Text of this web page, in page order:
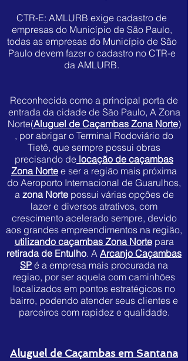
Reconhecida como a principal porta de
entrada da cidade de São Paulo, A Zona
Norte(Aluguel de Caçambas Zona Norte)
, por abrigar o Terminal Rodoviário do
Tietê, que sempre possui obras
precisando de locação de caçambas
Zona Norte e ser a região mais próxima
do Aeroporto Internacional de Guarulhos,
a zona Nortepossui várias opções de
lazer e diversos atrativos, com
crescimento acelerado sempre, devido
aos grandes empreendimentos na região,
utilizando caçambas Zona Nortepara
retirada de Entulho. A Arcanjo Caçambas
SP é a empresa mais procurada na
regiao, por ser aquela com caminhões
localizados em pontos estratégicos no
bairro, podendo atender seus clientes e
parceiros com rapidez e qualidade.
Aluguel de Caçambas em Santana
CTR-E: AMLURB exige cadastro de
empresas do Município de São Paulo,
todas as empresas do Município de São
Paulo devem fazer o cadastro no CTR-e
da AMLURB.